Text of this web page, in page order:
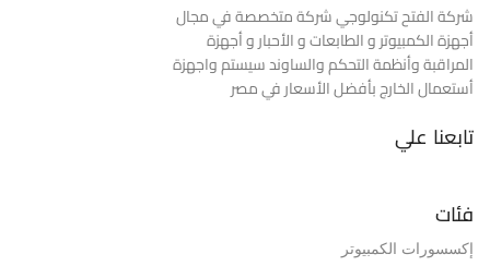
شركة الفتح تكنولوجي شركة متخصصة في مجال
أجهزة الكمبيوتر و الطابعات و الأحبار و أجهزة
المراقبة وأنظمة التحكم والساوند سيستم واجهزة
أستعمال الخارج بأفضل الأسعار في مصر
تابعنا علي
فئات
إكسسورات الكمبيوتر